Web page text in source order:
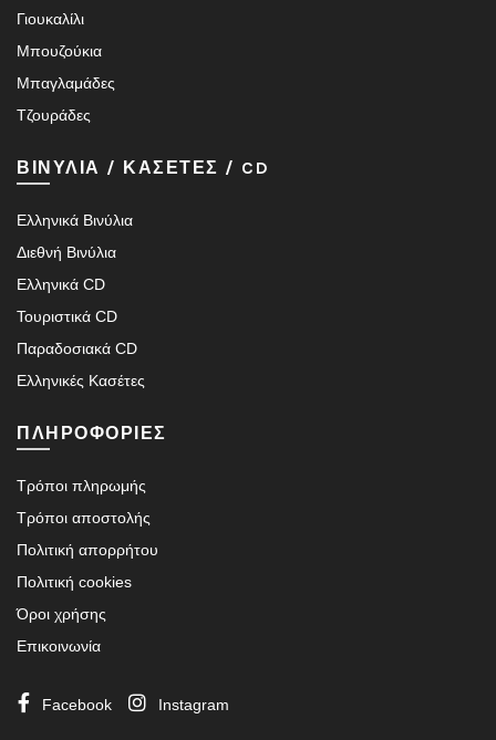
Γιουκαλίλι
Μπουζούκια
Μπαγλαμάδες
Τζουράδες
ΒΙΝΥΛΙΑ / ΚΑΣΕΤΕΣ / CD
Ελληνικά Βινύλια
Διεθνή Βινύλια
Ελληνικά CD
Τουριστικά CD
Παραδοσιακά CD
Ελληνικές Κασέτες
ΠΛΗΡΟΦΟΡΙΕΣ
Τρόποι πληρωμής
Τρόποι αποστολής
Πολιτική απορρήτου
Πολιτική cookies
Όροι χρήσης
Επικοινωνία
Facebook Instagram